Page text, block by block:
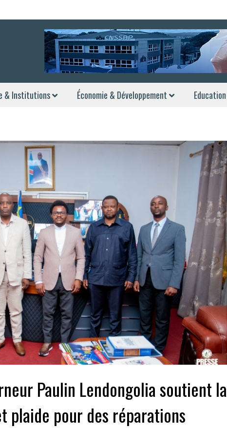
& Institutions Économie & Développement Education
Paulin Lendongolia soutient la
plaide pour des réparations